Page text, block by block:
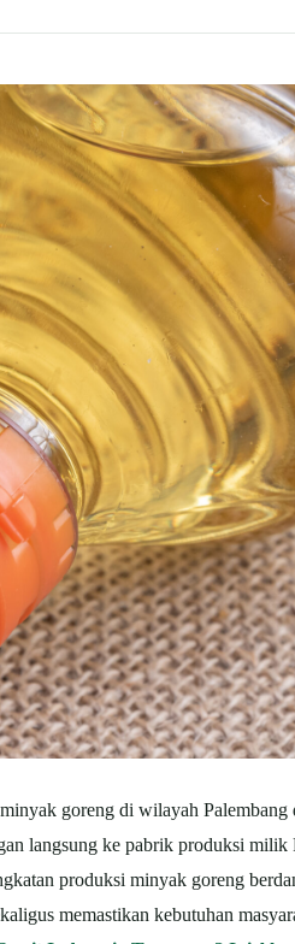
goreng di wilayah
langsung ke pabrik produksi
produksi minyak goreng
memastikan kebutuhan